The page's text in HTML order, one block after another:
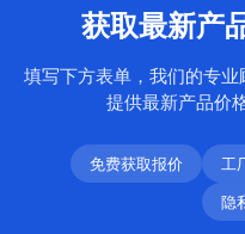
获取最新产
填写下方表单，我们的专
提供最新产品价
免费获取报价 工
隐